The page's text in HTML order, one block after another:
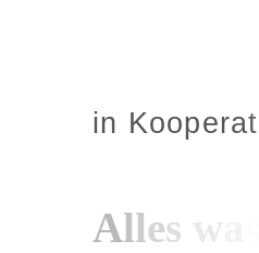
Alles
in Kooperat